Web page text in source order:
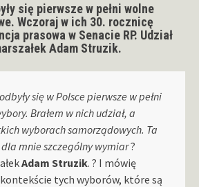
się pierwsze w pełni wolne
Wczoraj w ich 30. rocznicę
prasowa w Senacie RP. Udział
Adam Struzik.
się w Polsce pierwsze w pełni
Brałem w nich udział, a
wyborach samorządowych. Ta
mnie szczególny wymiar?
Adam Struzik. ? I mówię
tych wyborów, które są